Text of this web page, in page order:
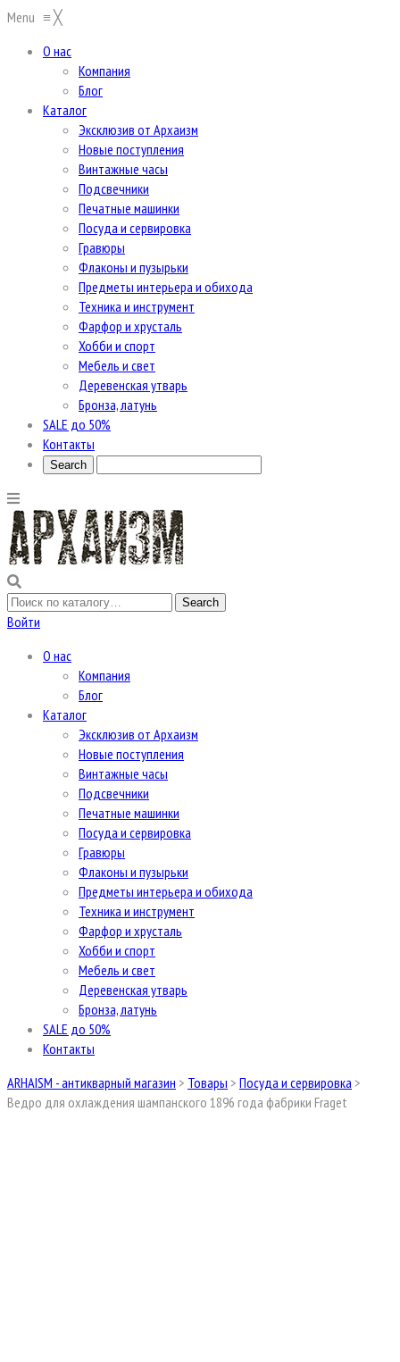
Menu ≡╳
О нас
Компания
Блог
Каталог
Эксклюзив от Архаизм
Новые поступления
Винтажные часы
Подсвечники
Печатные машинки
Посуда и сервировка
Гравюры
Флаконы и пузырьки
Предметы интерьера и обихода
Техника и инструмент
Фарфор и хрусталь
Хобби и спорт
Мебель и свет
Деревенская утварь
Бронза, латунь
SALE до 50%
Контакты
Войти
О нас
Компания
Блог
Каталог
Эксклюзив от Архаизм
Новые поступления
Винтажные часы
Подсвечники
Печатные машинки
Посуда и сервировка
Гравюры
Флаконы и пузырьки
Предметы интерьера и обихода
Техника и инструмент
Фарфор и хрусталь
Хобби и спорт
Мебель и свет
Деревенская утварь
Бронза, латунь
SALE до 50%
Контакты
ARHAISM - антикварный магазин > Товары > Посуда и сервировка >
Ведро для охлаждения шампанского 1896 года фабрики Fraget